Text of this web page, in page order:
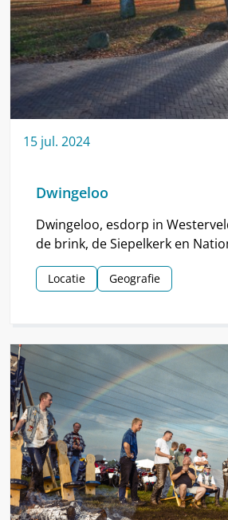
15 jul. 2024
Dwingeloo
Dwingeloo, esdorp in
de brink, de Siepelkerk en
Dwingelderveld. Het dorp
middeleeuwen.
Locatie Geografie